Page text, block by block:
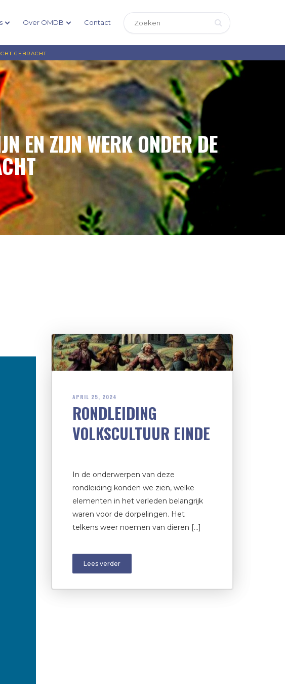
Over OMDB Contact
GEBRACHT
EN ZIJN WERK ONDER DE
APRIL 25, 2024
RONDLEIDING
VOLKSCULTUUR EINDE
In de onderwerpen van deze
rondleiding konden we zien, welke
elementen in het verleden belangrijk
waren voor de dorpelingen. Het
telkens weer noemen van dieren […]
Lees verder